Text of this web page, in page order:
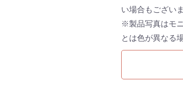
い場合もござい
※製品写真はモ
とは色が異なる